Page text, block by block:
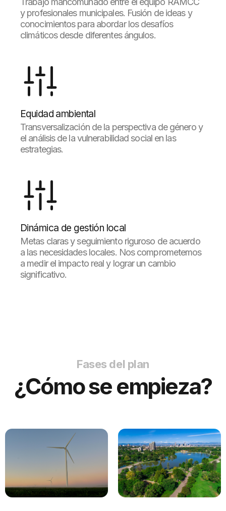
y profesionales municipales. Fusión de ideas y
conocimientos para abordar los desafíos
climáticos desde diferentes ángulos.
Equidad ambiental
Transversalización de la perspectiva de género y
el análisis de la vulnerabilidad social en las
estrategias.
Dinámica de gestión local
Metas claras y seguimiento riguroso de acuerdo
a las necesidades locales. Nos comprometemos
a medir el impacto real y lograr un cambio
significativo.
Fases del plan
¿Cómo se empieza?